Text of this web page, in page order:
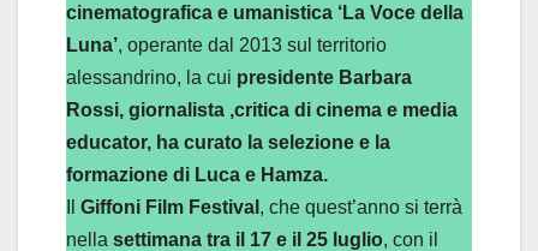
cinematografica e umanistica ‘La Voce della
Luna’, operante dal 2013 sul territorio
alessandrino, la cui presidente Barbara
Rossi, giornalista ,critica di cinema e media
educator, ha curato la selezione e la
formazione di Luca e Hamza.
Giffoni Film Festival , che quest’anno si terrà
nella settimana tra il 17 e il 25 luglio, con il